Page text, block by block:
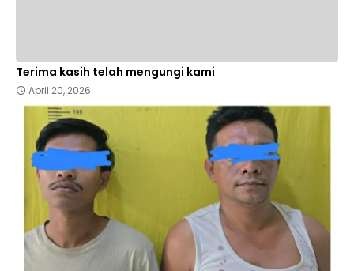
Terima kasih telah mengungi kami
April 20, 2026